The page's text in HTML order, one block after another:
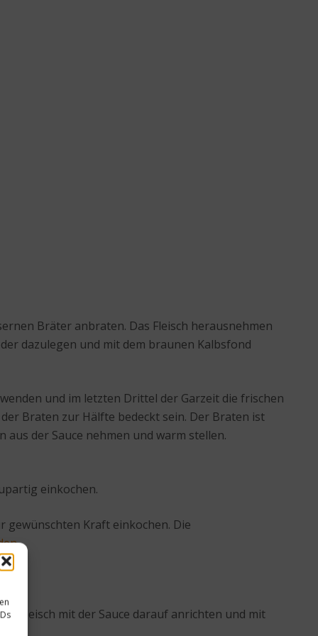
Bräter anbraten. Das Fleisch herausnehmen
dazulegen und mit dem braunen Kalbsfond
und im letzten Drittel der Garzeit die frischen
Braten zur Hälfte bedeckt sein. Der Braten ist
der Sauce nehmen und warm stellen.
einkochen.
gewünschten Kraft einkochen. Die
.
Fleisch mit der Sauce darauf anrichten und mit